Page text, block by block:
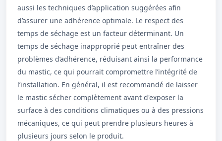
aussi les techniques d’application suggérées afin
d’assurer une adhérence optimale. Le respect des
temps de séchage est un facteur déterminant. Un
temps de séchage inapproprié peut entraîner des
problèmes d’adhérence, réduisant ainsi la performance
du mastic, ce qui pourrait compromettre l’intégrité de
l’installation. En général, il est recommandé de laisser
le mastic sécher complètement avant d'exposer la
surface à des conditions climatiques ou à des pressions
mécaniques, ce qui peut prendre plusieurs heures à
plusieurs jours selon le produit.